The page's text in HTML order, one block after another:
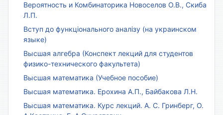
Вероятность и Комбинаторика Новоселов О.В., Скиба
Л.П.
Вступ до функціонального аналізу (на украинском
языке)
Высшая алгебра (Конспект лекций для студентов
физико-технического факультета)
Высшая математика (Учебное пособие)
Высшая математика. Ерохина А.П., Байбакова Л.Н.
Высшая математика. Курс лекций. А. С. Гринберг, О.